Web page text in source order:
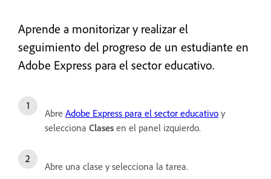
Aprende a monitorizar y realizar el
seguimiento del progreso de un estudiante en
Adobe Express para el sector educativo.
Abre Adobe Express para el sector educativo y
selecciona Clases en el panel izquierdo.
Abre una clase y selecciona la tarea.